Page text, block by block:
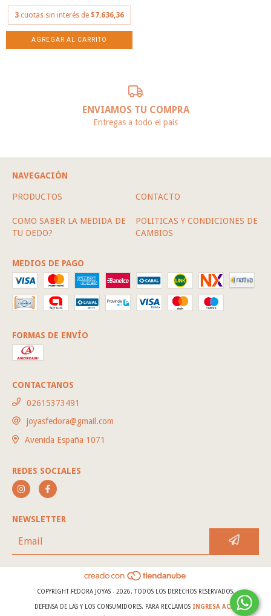
3 cuotas sin interés de $7.636,36
ENVIAMOS TU COMPRA
Entregas a todo el país
NAVEGACIÓN
PRODUCTOS CONTACTO
COMO SABER LA MEDIDA DE
TU DEDO?
POLITICAS Y CONDICIONES DE
CAMBIOS
MEDIOS DE PAGO
FORMAS DE ENVÍO
CONTACTANOS
02615373491
joyasfedora@gmail.com
Avenida España 1071
REDES SOCIALES
NEWSLETTER
COPYRIGHT FEDORA JOYAS - 2026. TODOS LOS DERECHOS RESERVADOS.
DEFENSA DE LAS Y LOS CONSUMIDORES. PARA RECLAMOS INGRESÁ ACÁ.